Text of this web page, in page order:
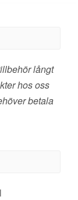
långt
hos oss
betala